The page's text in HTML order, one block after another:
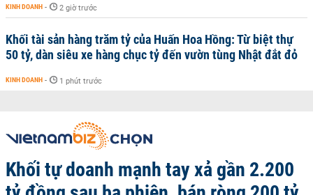
KINH DOANH - 2 giờ trước
Khối tài sản hàng trăm tỷ của Huấn Hoa Hồng: Từ biệt thự
50 tỷ, dàn siêu xe hàng chục tỷ đến vườn tùng Nhật đắt đỏ
KINH DOANH - 1 phút trước
Khối tự doanh mạnh tay xả gần 2.200